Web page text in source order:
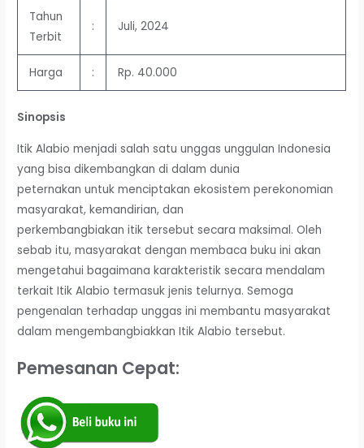
Tahun
Terbit
: Juli, 2024
Harga : Rp. 40.000
Sinopsis
Itik Alabio menjadi salah satu unggas unggulan Indonesia
yang bisa dikembangkan di dalam dunia
peternakan untuk menciptakan ekosistem perekonomian
masyarakat, kemandirian, dan
perkembangbiakan itik tersebut secara maksimal. Oleh
sebab itu, masyarakat dengan membaca buku ini akan
mengetahui bagaimana karakteristik secara mendalam
terkait Itik Alabio termasuk jenis telurnya. Semoga
pengenalan terhadap unggas ini membantu masyarakat
dalam mengembangbiakkan Itik Alabio tersebut.
Pemesanan Cepat: